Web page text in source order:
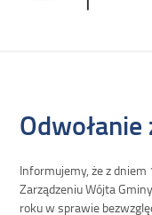
Informujemy, że z
Zarządzeniu Wójta
roku w sprawie